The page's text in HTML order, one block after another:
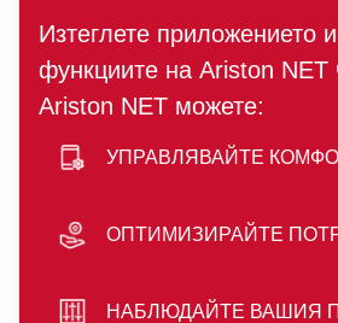
Изтеглете приложението
функциите на Ariston
Ariston NET можете:
УПРАВЛЯВАЙТЕ
ОПТИМИЗИРАЙТЕ
НАБЛЮДАЙТЕ ВАШИЯ